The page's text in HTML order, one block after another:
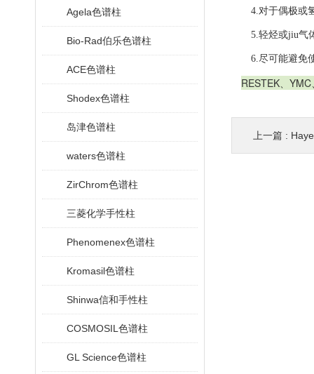
Agela色谱柱
Bio-Rad伯乐色谱柱
ACE色谱柱
Shodex色谱柱
岛津色谱柱
waters色谱柱
ZirChrom色谱柱
三菱化学手性柱
Phenomenex色谱柱
Kromasil色谱柱
Shinwa信和手性柱
COSMOSIL色谱柱
GL Science色谱柱
4.对于偶极或氢
5.轻烃或jiu气体
6.尽可能避免使
RESTEK、
上一篇 :